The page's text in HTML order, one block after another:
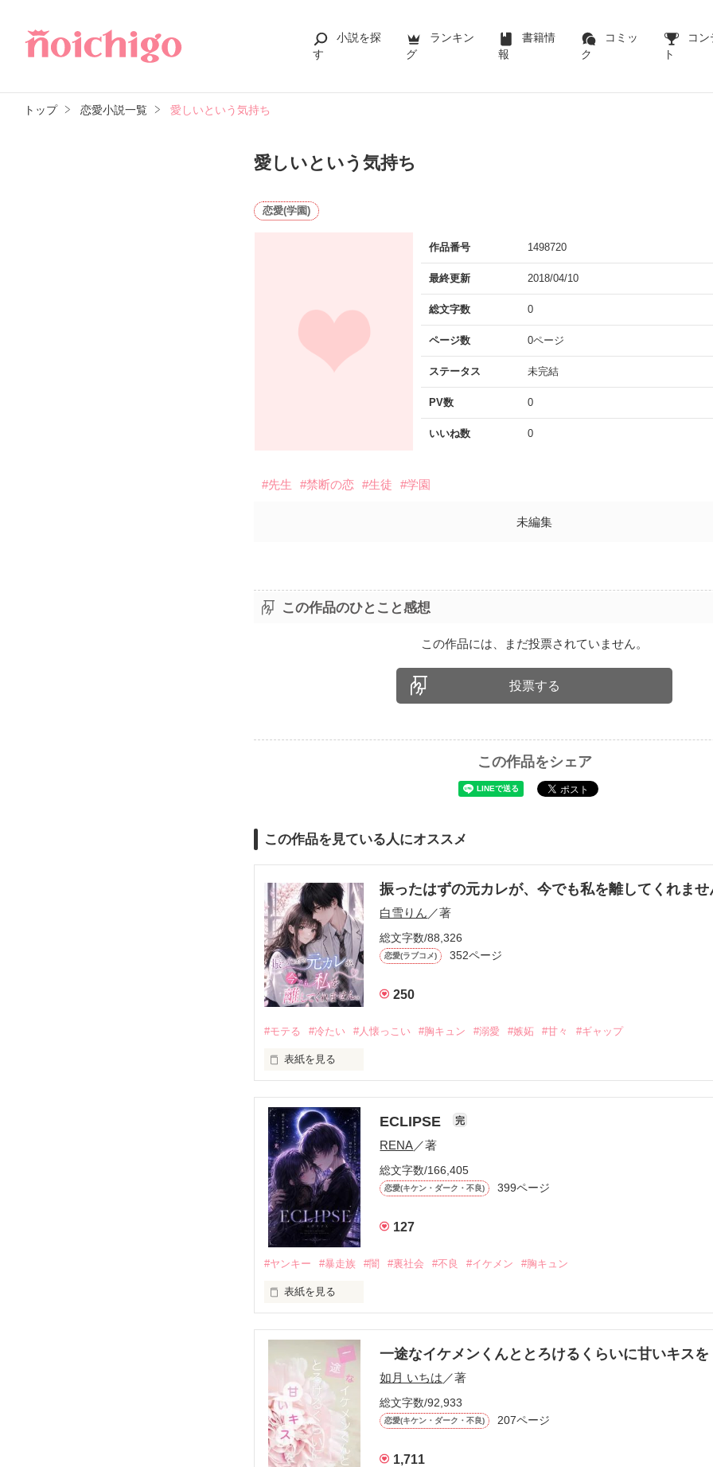
小説を探
す
ランキン
グ
書籍情
報
コミッ
ク
コ
ト
トップ 恋愛小説一覧 愛しいという気持ち
愛しいという気持ち
恋愛(学園)
作品番号 1498720
最終更新 2018/04/10
総文字数 0
ページ数 0ページ
ステータス 未完結
PV数 0
いいね数 0
#先生 #禁断の恋 #生徒 #学園
未編集
この作品のひとこと感想
この作品には、まだ投票されていません。
投票する
この作品をシェア
この作品を見ている人にオススメ
振ったはずの元カレが、今でも私を離してくれま
白雪りん ／著
総文字数/88,326
恋愛(ラブコメ) 352ページ
250
#モテる #冷たい #人懐っこい #胸キュン #溺愛 #嫉妬 #甘々 #ギャップ
表紙を見る
モテる人を好きになるのが怖かった。
だから私は、中学時代に大好きだった彼を自分から振った。
もう会うことはないと思っていたのに、
高校生になって再会した彼は、隣の学校で”王子様”と呼ばれる人気者になっていた。
他の女の子には冷たいのに
「澪ちゃん。」
それは止まっていた恋が再び動き始める合図──。
✨.ﾟ･*..☆.｡.:*✨.☆.｡.:. *:ﾟ✨.ﾟ･*..☆.｡.:*✨
人見知りだけど優しい無自覚だけどモテる
冴木澪-SaekiMio
×
ECLIPSE 完
RENA／著
総文字数/166,405
恋愛(キケン・ダーク・不良) 399ページ
127
#ヤンキー #暴走族 #闇 #裏社会 #不良 #イケメン #胸キュン
表紙を見る
一途なイケメンくんととろけるくらいに甘いキスを
如月 いちは ／著
総文字数/92,933
恋愛(キケン・ダーク・不良) 207ページ
1,711